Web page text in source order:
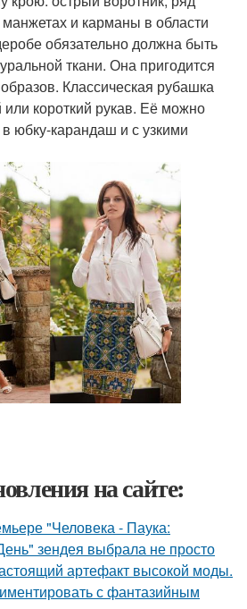
и карманы в области
обязательно должна быть
ткани. Она пригодится
Классическая рубашка
короткий рукав. Её можно
юбку-карандаш и с узкими
на сайте:
"Человека - Паука:
зендея выбрала не просто
артефакт высокой моды.
с фантазийным